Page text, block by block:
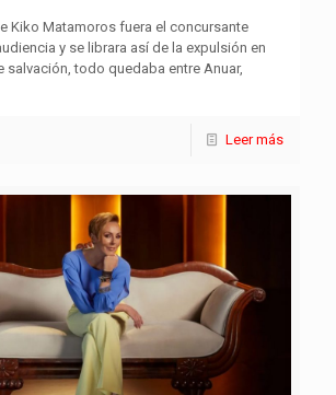
Kiko Matamoros fuera el concursante
y se librara así de la expulsión en
salvación, todo quedaba entre Anuar,
Leer más